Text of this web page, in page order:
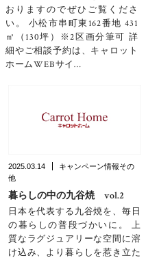
おりますのでぜひご覧くださ
い。 小松市串町東162番地 431
㎡（130坪）※2区画分筆可 詳
細やご相談予約は、キャロット
ホームWEBサイ…
2025.03.14
キャンペーン情報その
他
暮らしの中の九谷焼 vol.2
日本を代表する九谷焼を、毎日
の暮らしの普段づかいに。 上
質なラグジュアリーな空間に溶
け込み、より暮らしを惹き立た